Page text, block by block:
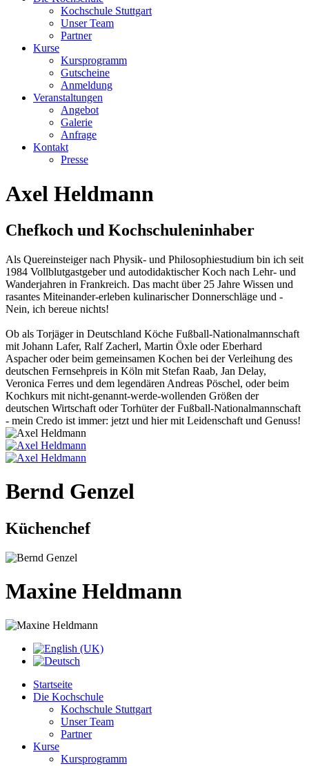
Kochschule Stuttgart
Unser Team
Partner
Kurse
Kursprogramm
Gutscheine
Anmeldung
Veranstaltungen
Angebot
Galerie
Anfrage
Kontakt
Presse
Axel Heldmann
Chefkoch und Kochschuleninhaber
Als Quereinsteiger nach Physik- und Philosophiestudium bin ich seit
1984 Vollblutgastgeber und autodidaktischer Koch nach Lehr- und
Wanderjahren in Frankreich. Das macht über 25 Jahre Wissen und
rasantes Miteinander-erleben kulinarischer Donnerschläge und -
Nein, ich bereue nichts!
Ob als Torjäger in Deutschland Köche Fußball-Nationalmannschaft
mit Johann Lafer, Ralf Zacherl, Martin Öxle oder Eberhard
Aspacher oder beim gemeinsamen Kochen bei der Verleihung des
deutschen Fernsehpreis in Köln mit Stefan Raab, Jan Delay,
Veronica Ferres und dem legendären Andreas Pöschel, oder beim
Kochkurs mit nicht-genannt-werde-wollenden Größen der
deutschen Wirtschaft oder Torhüter der Fußball-Nationalmannschaft
- mein Credo ist immer: jetzt und hier mit Leidenschaft und Genuss!
Bernd Genzel
Küchenchef
Maxine Heldmann
Startseite
Die Kochschule
Kochschule Stuttgart
Unser Team
Partner
Kurse
Kursprogramm